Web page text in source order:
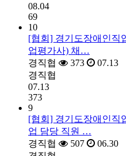
08.04
69
10
[협회] 경기도장애인직
업평가사) 채…
경직협
373
07.13
경직협
07.13
373
9
[협회] 경기도장애인직
업 담당 직원 …
경직협
507
06.30